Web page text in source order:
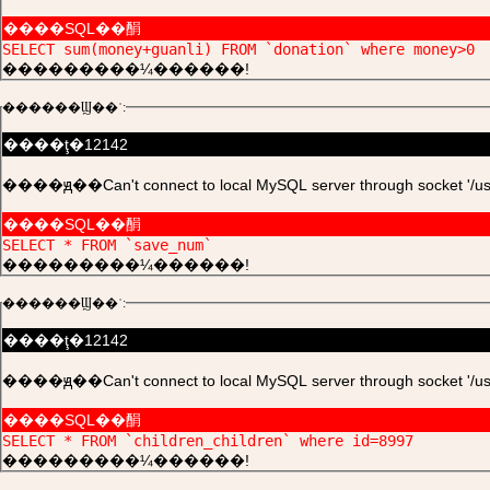
����SQL��䣺
SELECT sum(money+guanli) FROM `donation` where money>0
���������¼������!
������Ϣ��ʾ:
����ţ�12142
����ԭ��Can't connect to local MySQL server through socket '/
����SQL��䣺
SELECT * FROM `save_num`
���������¼������!
������Ϣ��ʾ:
����ţ�12142
����ԭ��Can't connect to local MySQL server through socket '/
����SQL��䣺
SELECT * FROM `children_children` where id=8997
���������¼������!